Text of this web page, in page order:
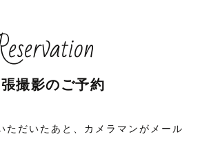
撮影のご予約
ただいたあと、カメラマンがメール